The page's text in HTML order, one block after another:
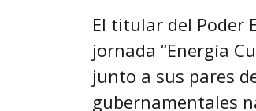
El titular del Poder
jornada “Energía
junto a sus pares
gubernamentales